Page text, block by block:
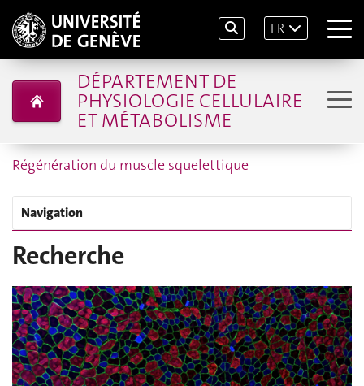
FR
DÉPARTEMENT DE
PHYSIOLOGIE CELLULAIRE
ET MÉTABOLISME
Régénération du muscle squelettique
Navigation
Recherche